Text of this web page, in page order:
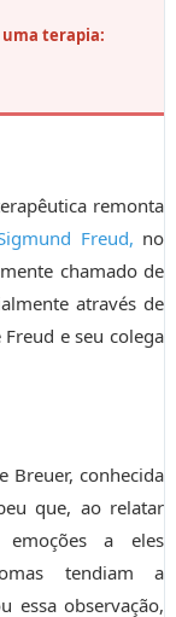
terapia:
remonta
Freud, no
chamado de
através de
e seu colega
Breuer, conhecida
que, ao relatar
emoções a eles
tendiam a
essa observação,